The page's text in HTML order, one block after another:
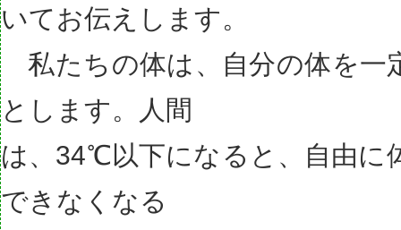
いてお伝えします。
私たちの体は、自分の体を一
とします。人間
は、34℃以下になると、自由に
できなくなる